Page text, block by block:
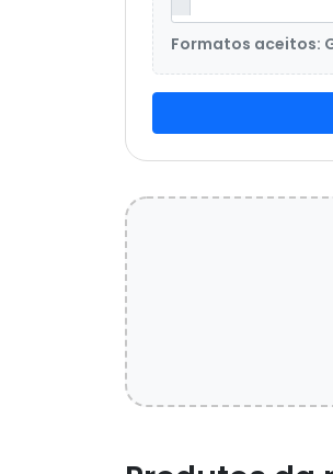
Formatos aceitos: